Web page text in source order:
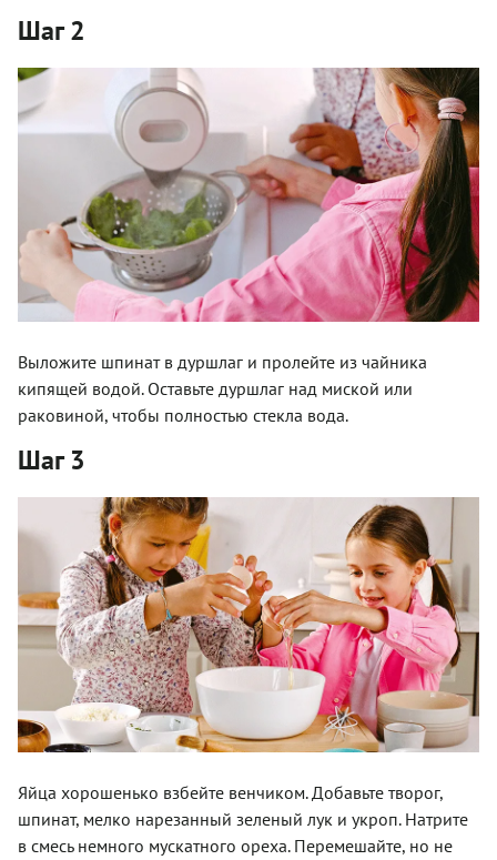
Шаг 2
Выложите шпинат в дуршлаг и пролейте из чайника
кипящей водой. Оставьте дуршлаг над миской или
раковиной, чтобы полностью стекла вода.
Шаг 3
Яйца хорошенько взбейте венчиком. Добавьте творог,
шпинат, мелко нарезанный зеленый лук и укроп. Натрите
в смесь немного мускатного ореха. Перемешайте, но не